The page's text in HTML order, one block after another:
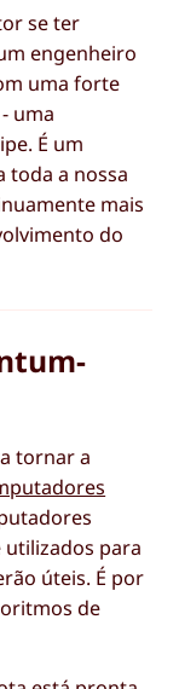
se ter
engenheiro
uma forte
uma
É um
toda a nossa
mais
do
tornar a
para
úteis. É por
de